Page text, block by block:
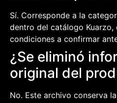
Sí. Corresponde a la
dentro del catálogo
condiciones a confirmar
¿Se eliminó
original del
No. Este archivo conserva